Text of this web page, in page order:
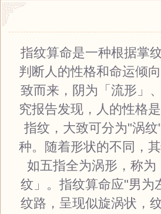
指纹算命是一种根据掌
判断人的性格和命运倾
致而来，阴为「流形」
究报告发现，人的性格
指纹，大致可分为"涡
种。随着形状的不同，
如五指全为涡形，称
纹」。指纹算命应"男为
纹路，呈现似旋涡状，